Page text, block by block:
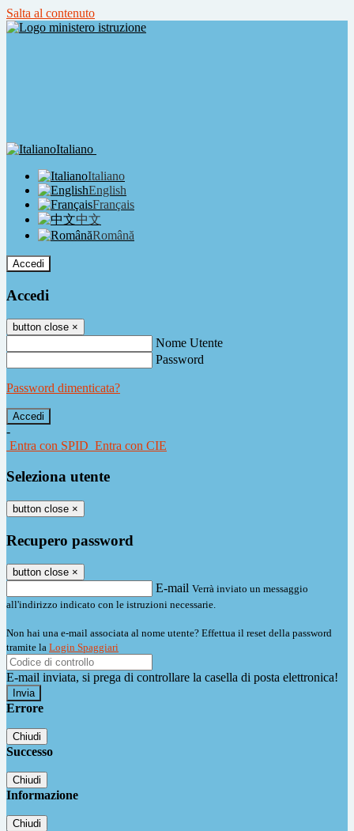
Salta al contenuto
Italiano
Italiano
English
Français
中文
Română
Accedi
Accedi
button close ×
Nome Utente
Password
Password dimenticata?
-
Entra con SPID Entra con CIE
Seleziona utente
button close ×
Recupero password
button close ×
E-mail Verrà inviato un messaggio
all'indirizzo indicato con le istruzioni necessarie.
Non hai una e-mail associata al nome utente? Effettua il reset della password
tramite la Login Spaggiari
E-mail inviata, si prega di controllare la casella di posta elettronica!
Errore
Chiudi
Successo
Chiudi
Informazione
Chiudi